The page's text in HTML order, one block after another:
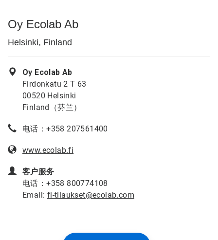
Oy Ecolab Ab
Helsinki, Finland
Oy Ecolab Ab
Firdonkatu 2 T 63
00520 Helsinki
Finland（芬兰）
电话：+358 207561400
www.ecolab.fi
客户服务
电话：+358 800774108
Email: fi-tilaukset@ecolab.com